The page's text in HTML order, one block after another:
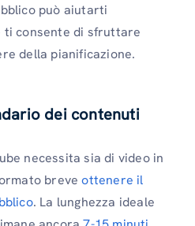
può aiutarti
consente di sfruttare
della pianificazione.
dei contenuti
necessita sia di video in
breveottenere il
. La lunghezza ideale